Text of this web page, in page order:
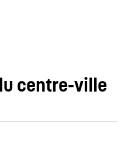
centre-ville